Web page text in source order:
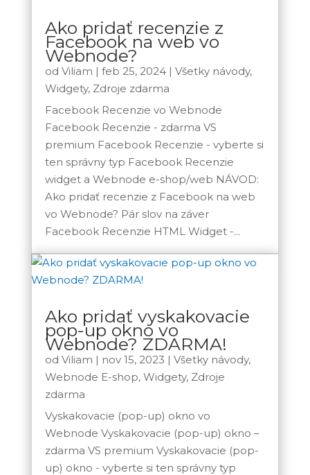
Ako pridať recenzie z
Facebook na web vo
Webnode?
od Viliam | feb 25, 2024| Všetky návody,
Widgety, Zdroje zdarma
Facebook Recenzie vo Webnode
Facebook Recenzie - zdarma VS
premium Facebook Recenzie - vyberte si
ten správny typ Facebook Recenzie
widget a Webnode e-shop/web NÁVOD:
Ako pridať recenzie z Facebook na web
vo Webnode? Pár slov na záver
Facebook Recenzie HTML Widget -...
Ako pridať vyskakovacie
pop-up okno vo
Webnode? ZDARMA!
od Viliam | nov 15, 2023 | Všetky návody,
Webnode E-shop, Widgety, Zdroje
zdarma
Vyskakovacie (pop-up) okno vo
Webnode Vyskakovacie (pop-up) okno –
zdarma VS premium Vyskakovacie (pop-
up) okno - vyberte si ten správny typ